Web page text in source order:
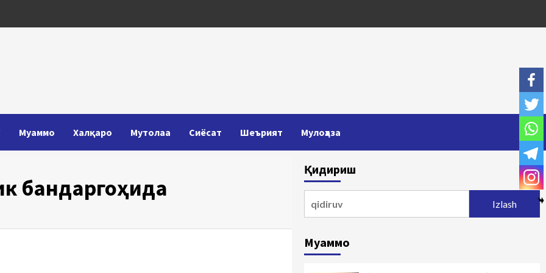
Муаммо Халқаро Мутолаа Сиёсат Шеърият Мулоҳаза
бандаргоҳида
Қидириш
Муаммо